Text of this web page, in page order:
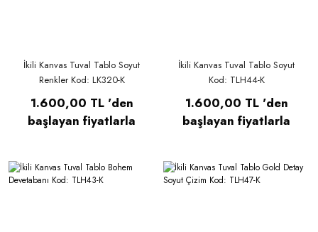
İkili Kanvas Tuval Tablo Soyut
Renkler Kod: LK320-K
1.600,00 TL 'den
başlayan fiyatlarla
İkili Kanvas Tuval Tablo Soyut
Kod: TLH44-K
1.600,00 TL 'den
başlayan fiyatlarla